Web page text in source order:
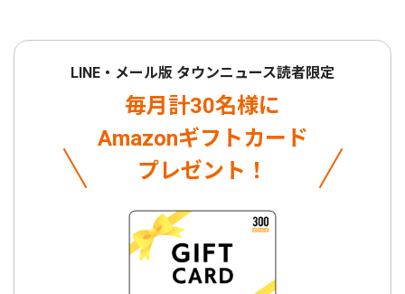
LINE・メール版 タウンニュース読者限定
毎月計30名様に
Amazonギフトカード
プレゼント！